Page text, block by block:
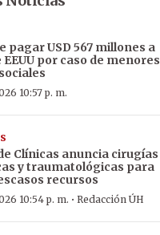
pagar USD 567 millones a
EEUU por caso de menores
10:57 p. m.
Clínicas anuncia cirugías
y traumatológicas para
recursos
10:54 p. m. · Redacción ÚH